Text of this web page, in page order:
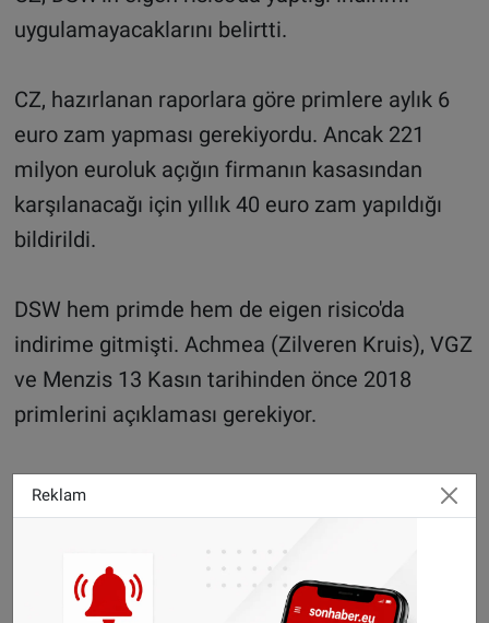
uygulamayacaklarını belirtti.
CZ, hazırlanan raporlara göre primlere aylık 6
euro zam yapması gerekiyordu. Ancak 221
milyon euroluk açığın firmanın kasasından
karşılanacağı için yıllık 40 euro zam yapıldığı
bildirildi.
DSW hem primde hem de eigen risico'da
indirime gitmişti. Achmea (Zilveren Kruis), VGZ
ve Menzis 13 Kasın tarihinden önce 2018
primlerini açıklaması gerekiyor.
SONHABER.EU
Reklam